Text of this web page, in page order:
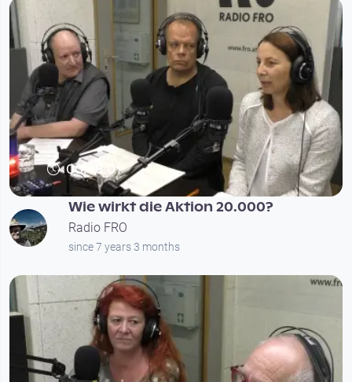
00:48:01
Wie wirkt die Aktion 20.000?
Radio FRO
since 7 years 3 months